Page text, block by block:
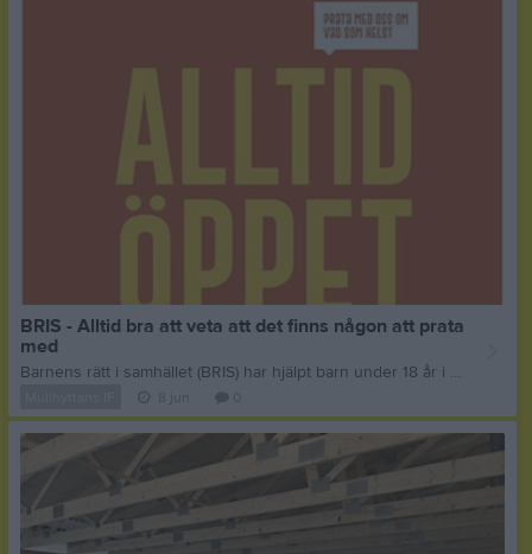
BRIS - Alltid bra att veta att det finns någon att prata
med
Barnens rätt i samhället (BRIS) har hjälpt barn under 18 år i många år. Alltid bra att veta att det finns någon att prata med.